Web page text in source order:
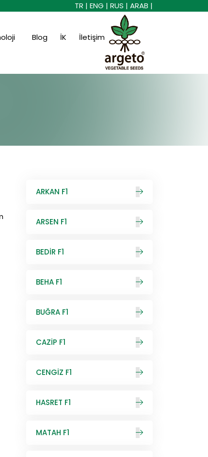
TR | ENG | RUS | ARAB |
Blog İK İletişim
ARKAN F1
ARSEN F1
BEDİR F1
BEHA F1
BUĞRA F1
CAZİP F1
CENGİZ F1
HASRET F1
MATAH F1